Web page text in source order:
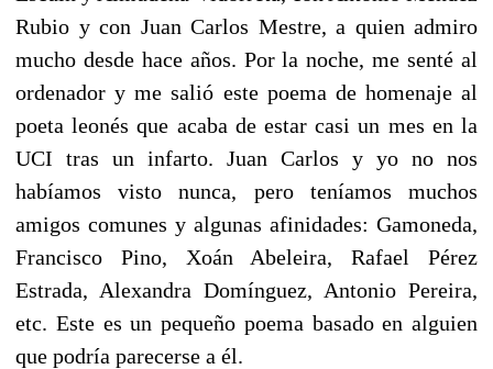
Rubio y con Juan Carlos Mestre, a quien admiro
mucho desde hace años. Por la noche, me senté al
ordenador y me salió este poema de homenaje al
poeta leonés que acaba de estar casi un mes en la
UCI tras un infarto. Juan Carlos y yo no nos
habíamos visto nunca, pero teníamos muchos
amigos comunes y algunas afinidades: Gamoneda,
Francisco Pino, Xoán Abeleira, Rafael Pérez
Estrada, Alexandra Domínguez, Antonio Pereira,
etc. Este es un pequeño poema basado en alguien
que podría parecerse a él.